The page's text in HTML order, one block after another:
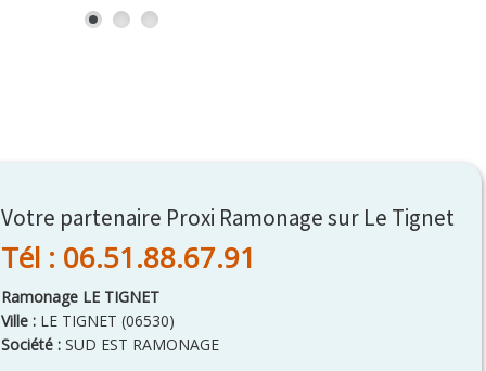
Votre partenaire Proxi Ramonage sur Le Tignet
Tél : 06.51.88.67.91
Ramonage LE TIGNET
Ville : LE TIGNET (06530)
Société : SUD EST RAMONAGE